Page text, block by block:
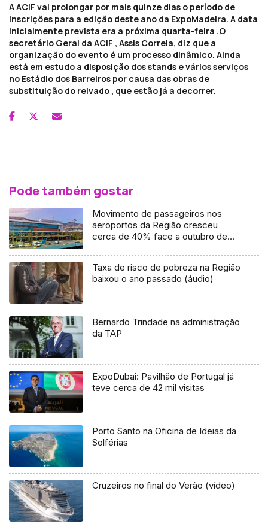
A ACIF vai prolongar por mais quinze dias o período de
inscrições para a edição deste ano da ExpoMadeira. A data
inicialmente prevista era a próxima quarta-feira .O
secretário Geral da ACIF , Assis Correia, diz que a
organização do evento é um processo dinâmico. Ainda
está em estudo a disposição dos stands e vários serviços
no Estádio dos Barreiros por causa das obras de
substituição do relvado , que estão já a decorrer.
Pode também gostar
Movimento de passageiros nos
aeroportos da Região cresceu
cerca de 40% face a outubro de
Taxa de risco de pobreza na Região
baixou o ano passado (áudio)
Bernardo Trindade na administração
da TAP
ExpoDubai: Pavilhão de Portugal já
teve cerca de 42 mil visitas
Porto Santo na Oficina de Ideias da
Solférias
Cruzeiros no final do Verão (vídeo)